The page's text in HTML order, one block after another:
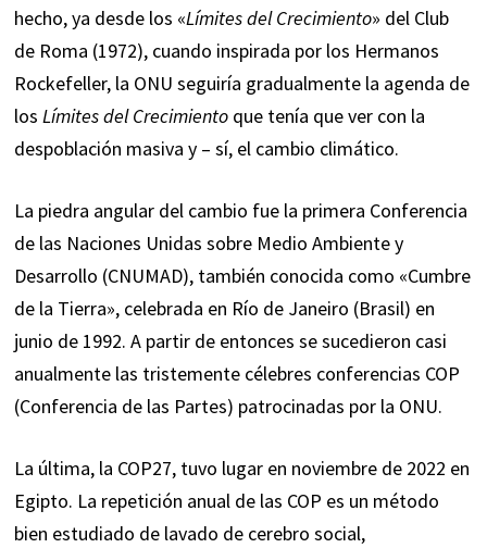
hecho, ya desde los «Límites del Crecimiento» del Club
de Roma (1972), cuando inspirada por los Hermanos
Rockefeller, la ONU seguiría gradualmente la agenda de
los Límites del Crecimientoque tenía que ver con la
despoblación masiva y – sí, el cambio climático.
La piedra angular del cambio fue la primera Conferencia
de las Naciones Unidas sobre Medio Ambiente y
Desarrollo (CNUMAD), también conocida como «Cumbre
de la Tierra», celebrada en Río de Janeiro (Brasil) en
junio de 1992. A partir de entonces se sucedieron casi
anualmente las tristemente célebres conferencias COP
(Conferencia de las Partes) patrocinadas por la ONU.
La última, la COP27, tuvo lugar en noviembre de 2022 en
Egipto. La repetición anual de las COP es un método
bien estudiado de lavado de cerebro social,